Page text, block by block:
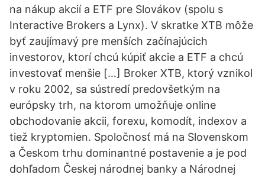
na nákup akcií a ETF pre Slovákov (spolu s
Interactive Brokers a Lynx). V skratke XTB môže
byť zaujímavý pre menších začínajúcich
investorov, ktorí chcú kúpiť akcie a ETF a chcú
investovať menšie […] Broker XTB, ktorý vznikol
v roku 2002, sa sústredí predovšetkým na
európsky trh, na ktorom umožňuje online
obchodovanie akcii, forexu, komodít, indexov a
tiež kryptomien. Spoločnosť má na Slovenskom
a Českom trhu dominantné postavenie a je pod
dohľadom Českej národnej banky a Národnej